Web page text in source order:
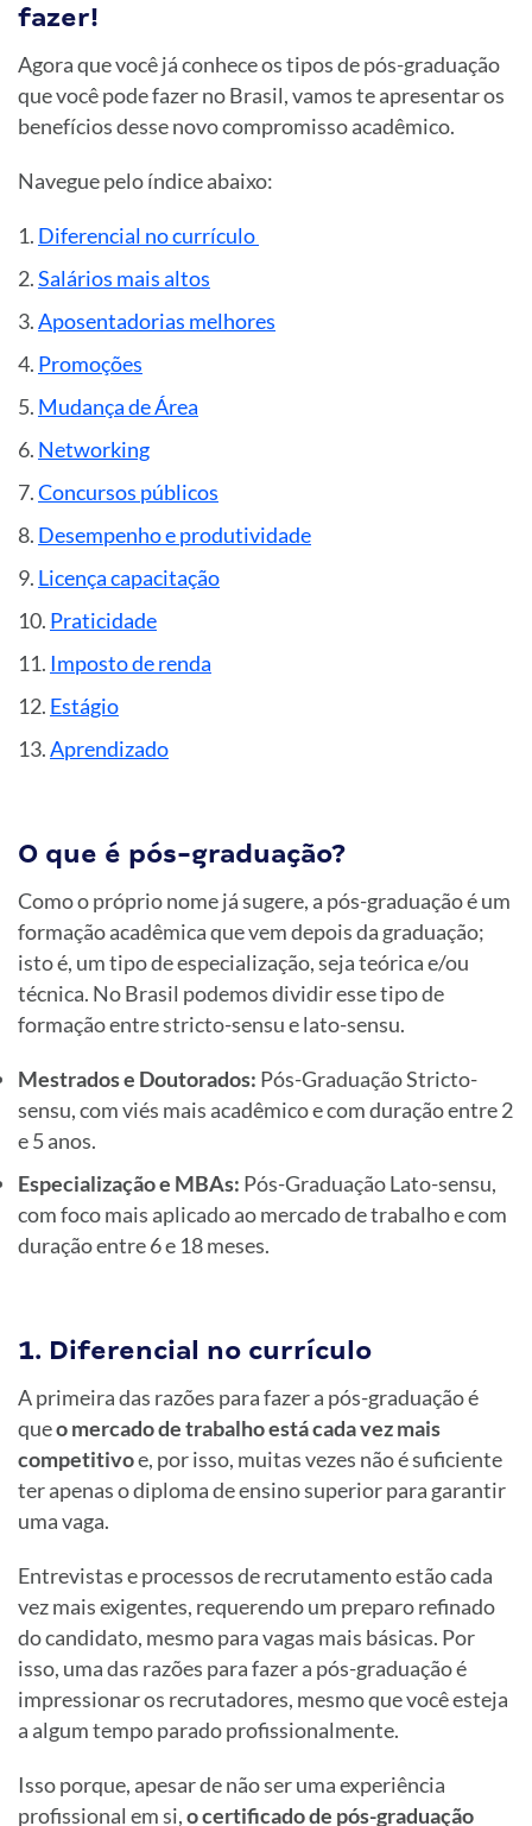
fazer!
Agora que você já conhece os tipos de pós-graduação
que você pode fazer no Brasil, vamos te apresentar os
benefícios desse novo compromisso acadêmico.
Navegue peloíndiceabaixo:
Diferencial no currículo
Salários mais altos
Aposentadorias melhores
Promoções
Mudança de Área
Networking
Concursos públicos
Desempenho e produtividade
Licença capacitação
Praticidade
Imposto de renda
Estágio
Aprendizado
O que é pós-graduação?
Como o próprio nome já sugere, a pós-graduação é um
formação acadêmica que vem depois da graduação;
isto é, um tipo de especialização, seja teórica e/ou
técnica. No Brasil podemos dividir esse tipo de
formação entre stricto-sensu e lato-sensu.
Mestrados e Doutorados: Pós-Graduação Stricto-
sensu, com viés mais acadêmico e com duração entre 2
e 5 anos.
Especialização e MBAs: Pós-Graduação Lato-sensu,
com foco mais aplicado ao mercado de trabalho e com
duração entre 6 e 18 meses.
1. Diferencial no currículo
A primeira das razões para fazer a pós-graduação é
queo mercado de trabalho está cada vez mais
competitivoe, por isso, muitas vezes não é suficiente
ter apenas o diploma de ensino superior para garantir
uma vaga.
Entrevistas e processos de recrutamento estão cada
vez mais exigentes, requerendo um preparo refinado
do candidato, mesmo para vagas mais básicas. Por
isso, uma das razões para fazer a pós-graduação é
impressionar os recrutadores, mesmo que você esteja
a algum tempo parado profissionalmente.
Isso porque, apesar de não ser uma experiência
profissional em si,o certificado de pós-graduação